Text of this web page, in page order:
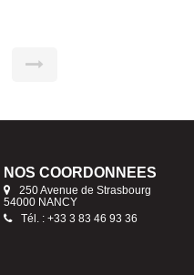
NOS COORDONNÉES
250 Avenue de Strasbourg
54000 NANCY
Tél. : +33 3 83 46 93 36